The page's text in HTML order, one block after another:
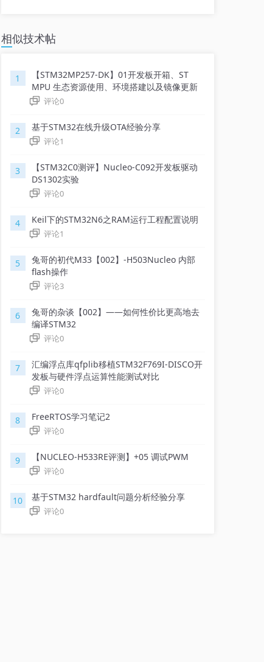
相似技术帖
1
【STM32MP257-DK】01开发板开箱、ST
MPU 生态资源使用、环境搭建以及镜像更新
评论0
2 基于STM32在线升级OTA经验分享
评论1
3
【STM32C0测评】Nucleo-C092开发板驱动
DS1302实验
评论0
4 Keil下的STM32N6之RAM运行工程配置说明
评论1
5
兔哥的初代M33【002】-H503Nucleo 内部
flash操作
评论3
6
兔哥的杂谈【002】——如何性价比更高地去
编译STM32
评论0
7
汇编浮点库qfplib移植STM32F769I-DISCO开
发板与硬件浮点运算性能测试对比
评论0
8 FreeRTOS学习笔记2
评论0
9 【NUCLEO-H533RE评测】+05 调试PWM
评论0
10 基于STM32 hardfault问题分析经验分享
评论0